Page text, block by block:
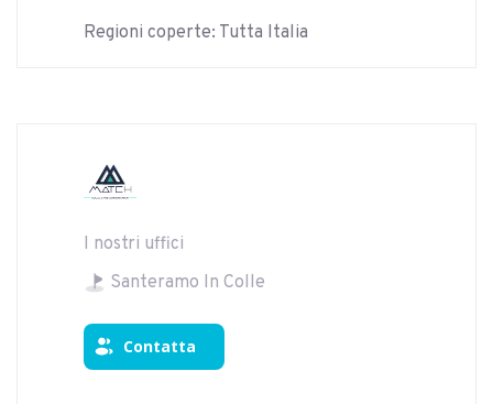
Regioni coperte: Tutta Italia
I nostri uffici
Santeramo In Colle
Contatta